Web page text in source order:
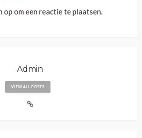
op om een reactie te plaatsen.
Admin
VIEW ALL POSTS